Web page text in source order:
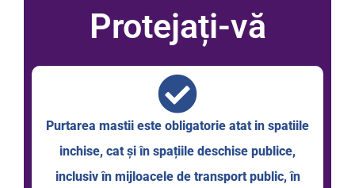
Protejați-vă
Purtarea mastii este obligatorie atat in spatiile
inchise, cat și în spațiile deschise publice,
inclusiv în mijloacele de transport public, în